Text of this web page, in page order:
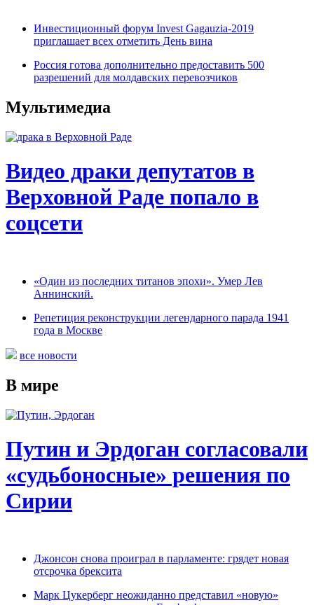
Инвестиционный форум Invest Gagauzia-2019
приглашает всех отметить День вина
Россия готова дополнительно предоставить 500
разрешений для молдавских перевозчиков
Мультимедиа
Видео драки депутатов в
Верховной Раде попало в
соцсети
«Один из последних титанов эпохи». Умер Лев
Аннинский.
Репетиция реконструкции легендарного парада 1941
года в Москве
все новости
В мире
Путин и Эрдоган согласовали
«судьбоносные» решения по
Сирии
Джонсон снова проиграл в парламенте: грядет новая
отсрочка брексита
Марк Цукерберг неожиданно представил «новую»